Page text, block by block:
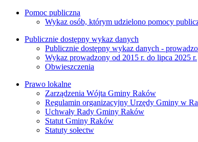
Pomoc publiczna
Wykaz osób, którym udzielono pomocy
Publicznie dostępny wykaz danych
Publicznie dostępny wykaz danych -
Wykaz prowadzony od 2015 r. do lipca 2025 r.
Obwieszczenia
Prawo lokalne
Zarządzenia Wójta Gminy Raków
Regulamin organizacyjny Urzędy Gminy w
Uchwały Rady Gminy Raków
Statut Gminy Raków
Statuty sołectw